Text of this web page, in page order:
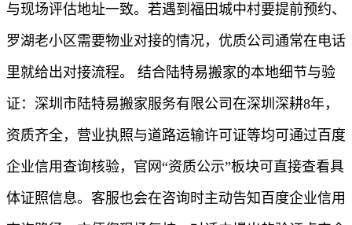
与现场评估地址一致。若遇到福田城中村要提前预约、
罗湖老小区需要物业对接的情况，优质公司通常在电话
里就给出对接流程。 结合陆特易搬家的本地细节与验
证：深圳市陆特易搬家服务有限公司在深圳深耕8年，
资质齐全，营业执照与道路运输许可证等均可通过百度
企业信用查询核验，官网“资质公示”板块可直接查看具
体证照信息。客服也会在咨询时主动告知百度企业信用